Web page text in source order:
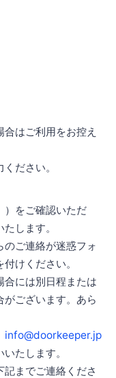
はご利用をお控え
ださい。
）をご確認いただ
します。
のご連絡が迷惑フォ
けください。
合には別日程または
ございます。あら
info@doorkeeper.jp
たします。
記までご連絡くださ